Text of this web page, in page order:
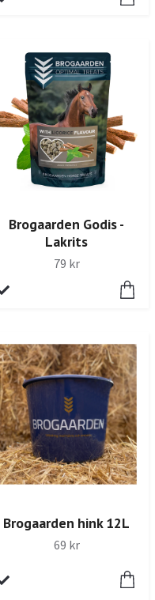
Brogaarden Godis -
Lakrits
79 kr
Brogaarden hink 12L
69 kr